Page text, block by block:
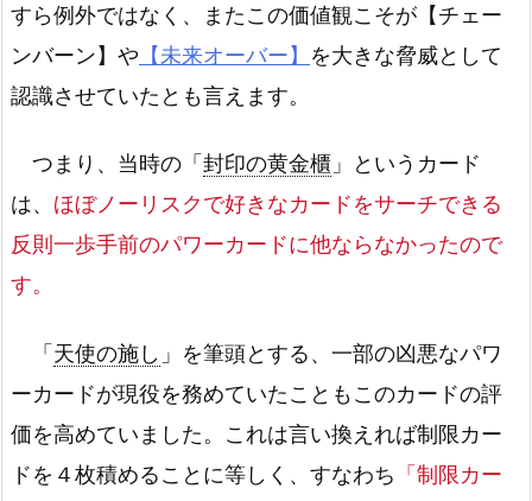
すら例外ではなく、またこの価値観こそが【チェー
ンバーン】や 【未来オーバー】 を大きな脅威として
認識させていたとも言えます。
つまり、当時の「 封印の黄金櫃 」というカード
は、 ほぼノーリスクで好きなカードをサーチできる
反則一歩手前のパワーカードに他ならなかったので
す。
「 天使の施し 」を筆頭とする、一部の凶悪なパワ
ーカードが現役を務めていたこともこのカードの評
価を高めていました。これは言い換えれば制限カー
ドを４枚積めることに等しく、すなわち 「制限カー